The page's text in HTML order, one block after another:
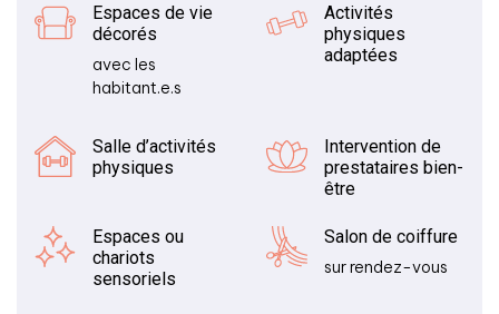
Espaces de vie
décorés
avec les
habitant.e.s
Activités
physiques
adaptées
Salle d’activités
physiques
Intervention de
prestataires bien-
être
Espaces ou
chariots
sensoriels
Salon de coiffure
sur rendez-vous